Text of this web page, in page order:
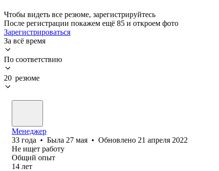
Чтобы видеть все резюме, зарегистрируйтесь
После регистрации покажем ещё 85 и откроем фото
Зарегистрироваться
За всё время
По соответствию
20 резюме
Менеджер
33 года • Была 27 мая • Обновлено 21 апреля 2022
Не ищет работу
Общий опыт
14 лет